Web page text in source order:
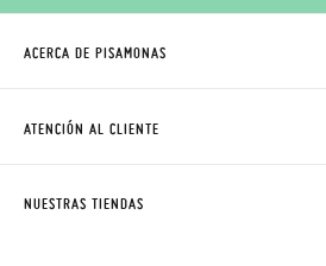
ACERCA DE PISAMONAS
CÓMO COMPRAR
ATENCIÓN AL CLIENTE
NUESTRAS TIENDAS